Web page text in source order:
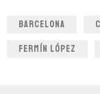
BARCELONA
FERMÍN LÓPEZ